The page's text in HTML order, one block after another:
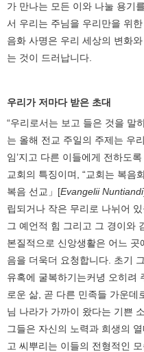
가 만나는 모든 이와 나눌 용기
서 우리는 주님을 우리만을 위
음화 사명은 우리 세상의 변화
는 것이 드러납니다.
우리가 저마다 받은 초대
“우리로서는 보고 들은 것을 말
는 올해 전교 주일의 주제는 우
임’지고 다른 이들에게 전하도
교회의 특징이며, “교회는 복음
복음 선교」[Evangelii Nuntiandi
립되거나 작은 무리로 나뉘어
그 예언적 힘 그리고 그 경이와
본질적으로 신앙생활은 어느
음을 더욱더 요청합니다. 초기
유혹에 굴복하기는커녕 오히려
로운 삶, 곧 다른 민족들 가운데
님 나라가 가까이 왔다는 기쁜
그들은 자신의 노력과 희생의
고 씨뿌리는 이들의 전형적인